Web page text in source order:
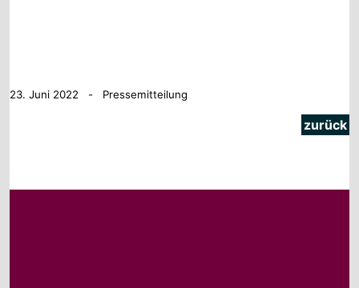
23. Juni 2022 - Pressemitteilung
zurück